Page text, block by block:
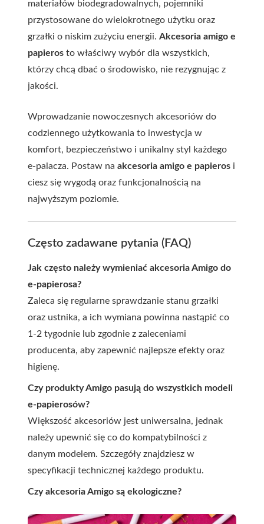
materiałów biodegradowalnych, pojemniki
przystosowane do wielokrotnego użytku oraz
grzałki o niskim zużyciu energii. Akcesoria amigo e
papieros to właściwy wybór dla wszystkich,
którzy chcą dbać o środowisko, nie rezygnując z
jakości.
Wprowadzanie nowoczesnych akcesoriów do
codziennego użytkowania to inwestycja w
komfort, bezpieczeństwo i unikalny styl każdego
e-palacza. Postaw na akcesoria amigo e papieros i
ciesz się wygodą oraz funkcjonalnością na
najwyższym poziomie.
Często zadawane pytania (FAQ)
Jak często należy wymieniać akcesoria Amigo do
e-papierosa?
Zaleca się regularne sprawdzanie stanu grzałki
oraz ustnika, a ich wymiana powinna nastąpić co
1-2 tygodnie lub zgodnie z zaleceniami
producenta, aby zapewnić najlepsze efekty oraz
higienę.
Czy produkty Amigo pasują do wszystkich modeli
e-papierosów?
Większość akcesoriów jest uniwersalna, jednak
należy upewnić się co do kompatybilności z
danym modelem. Szczegóły znajdziesz w
specyfikacji technicznej każdego produktu.
Czy akcesoria Amigo są ekologiczne?